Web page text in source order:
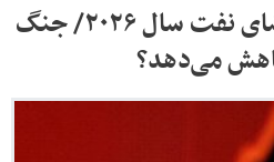
پیش‌بینی مهم از تقاضای نفت سال ۲۰۲۶/ جنگ
می‌دهد؟